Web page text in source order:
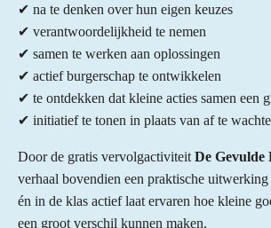
✔ na te denken over hun eigen keuzes
✔ verantwoordelijkheid te nemen
✔ samen te werken aan oplossingen
✔ actief burgerschap te ontwikkelen
✔ te ontdekken dat kleine acties samen een
✔ initiatief te tonen in plaats van af te
Door de gratis vervolgactiviteitDe Gevulde
verhaal bovendien een praktische
én in de klas actief laat ervaren hoe kleine
een groot verschil kunnen maken.